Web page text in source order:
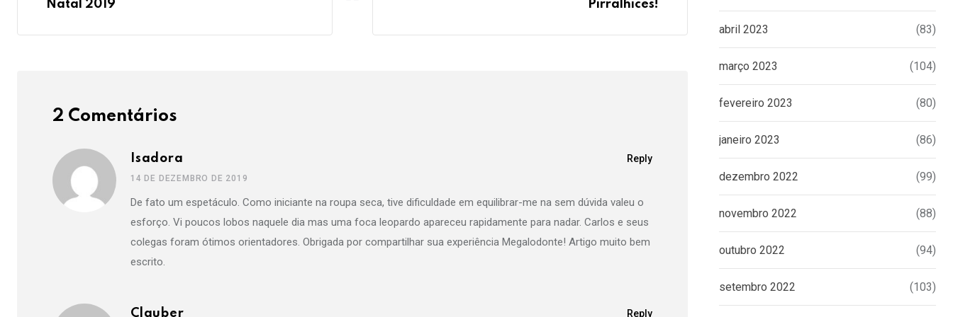
Natal 2019 Pirralhices!
2 Comentários
Reply
Isadora
14 DE DEZEMBRO DE 2019
De fato um espetáculo. Como iniciante na roupa seca, tive dificuldade em equilibrar-me na sem dúvida valeu o
esforço. Vi poucos lobos naquele dia mas uma foca leopardo apareceu rapidamente para nadar. Carlos e seus
colegas foram ótimos orientadores. Obrigada por compartilhar sua experiência Megalodonte! Artigo muito bem
escrito.
Reply
Clauber
abril 2023 (83)
março 2023 (104)
fevereiro 2023 (80)
janeiro 2023 (86)
dezembro 2022 (99)
novembro 2022 (88)
outubro 2022 (94)
setembro 2022 (103)